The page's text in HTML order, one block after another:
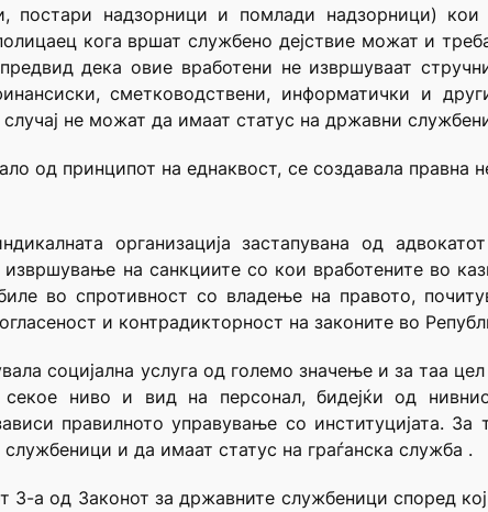
постари надзорници и помлади надзорници)
кога вршат службено дејствие можат и
дека овие вработени не извршуваат
сметководствени, информатички и
не можат да имаат статус на државни
од принципот на еднаквост, се создавала правна
организација застапувана од
извршување на санкциите со кои вработените во
во спротивност со владење на правото,
и контрадикторност на законите во
социјална услуга од големо значење и за таа
ниво и вид на персонал, бидејќи од
правилното управување со институцијата.
и да имаат статус на граѓанска служба .
3-а од Законот за државните службеници според